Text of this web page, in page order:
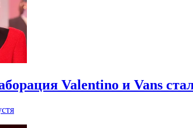
Valentino и Vans